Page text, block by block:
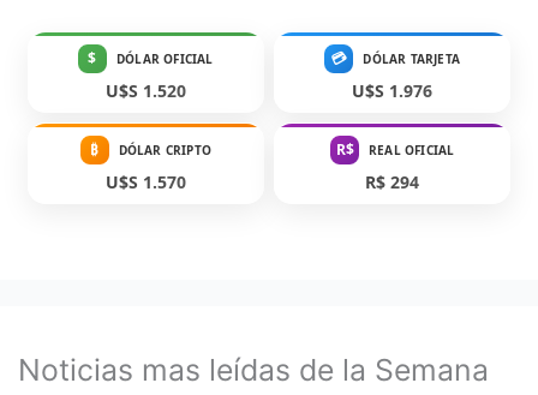
$ DÓLAR OFICIAL
U$S 1.520
💳 DÓLAR TARJETA
U$S 1.976
₿ DÓLAR CRIPTO
U$S 1.570
R$ REAL OFICIAL
R$ 294
Noticias mas leídas de la Semana